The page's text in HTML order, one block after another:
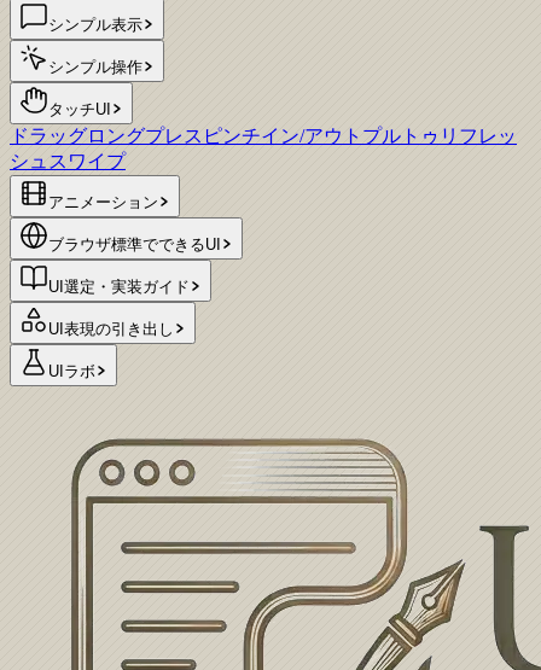
シンプル表示
シンプル操作
タッチUI
ドラッグロングプレス ピンチイン/アウト プルトゥリフレッ
シュ スワイプ
アニメーション
ブラウザ標準でできるUI
UI選定・実装ガイド
UI表現の引き出し
UIラボ